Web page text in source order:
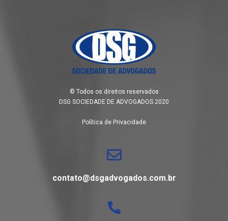
© Todos os direitos reservados
DSG SOCIEDADE DE ADVOGADOS 2020
Política de Privacidade
contato@dsgadvogados.com.br